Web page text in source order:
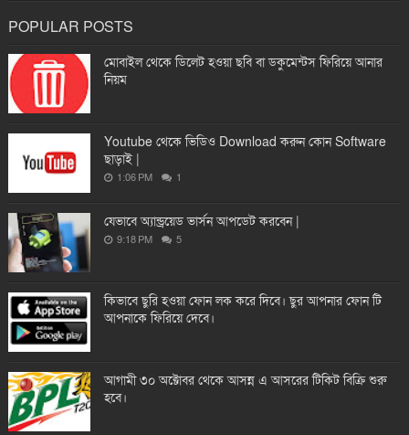
POPULAR POSTS
মোবাইল থেকে ডিলেট হওয়া ছবি বা ডকুমেন্টস ফিরিয়ে আনার
নিয়ম
Youtube থেকে ভিডিও Download করুন কোন Software
ছাড়াই |
1:06 PM 1
যেভাবে অ্যান্ড্রয়েড ভার্সন আপডেট করবেন |
9:18 PM 5
কিভাবে ছুরি হওয়া ফোন লক করে দিবে। ছুর আপনার ফোন টি
আপনাকে ফিরিয়ে দেবে।
আগামী ৩০ অক্টোবর থেকে আসন্ন এ আসরের টিকিট বিক্রি শুরু
হবে।